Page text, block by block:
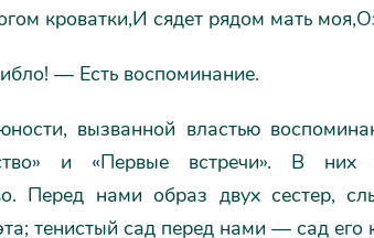
кроватки,И сядет рядом мать
— Есть воспоминание.
вызванной властью
и «Первые встречи». В них
Перед нами образ двух сестер,
тенистый сад перед нами — сад его